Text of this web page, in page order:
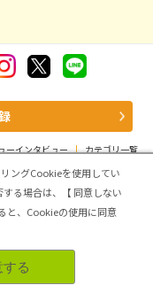
ーインタビュー | カテゴリ一覧
サイトマップ
Reserved.
ングCookieを使用してい
る場合は、【 同意しない
と、Cookieの使用に同意
する